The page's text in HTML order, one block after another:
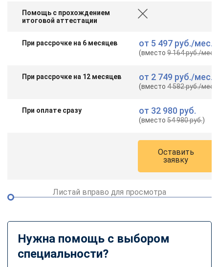
Помощь с прохождением
итоговой аттестации
При рассрочке на 6 месяцев от 5 497 руб./мес.
(вместо9 164 руб./мес.
При рассрочке на 12 месяцев от 2 749 руб./мес.
(вместо4 582 руб./мес.
При оплате сразу от 32 980 руб.
(вместо54 980 руб.)
Оставить
заявку
Листай вправо для просмотра
Нужна помощь с выбором
специальности?